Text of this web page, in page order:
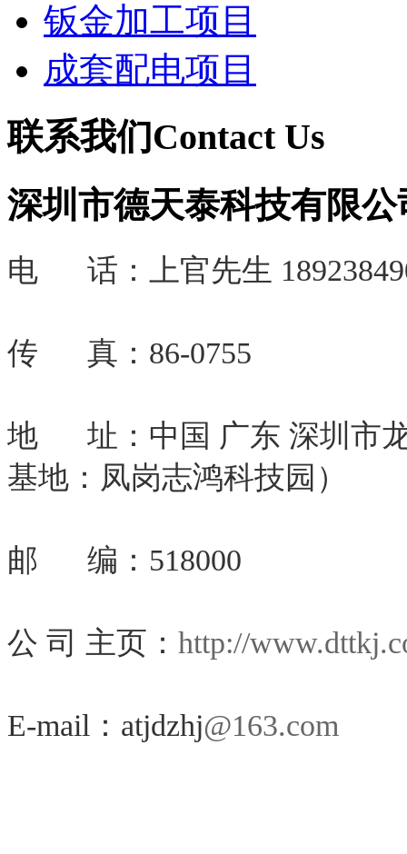
钣金加工项目
成套配电项目
联系我们 Contact Us
深圳市德天泰科技有限公
电 话： 上官先生
传 真：86-0755
地 址：中国 广东 深圳市
基地：凤岗志鸿科技园）
邮 编：518000
公 司 主页： http://
E-mail：atjdzhj@163.com